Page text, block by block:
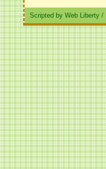
Scripted by Web Liberty /